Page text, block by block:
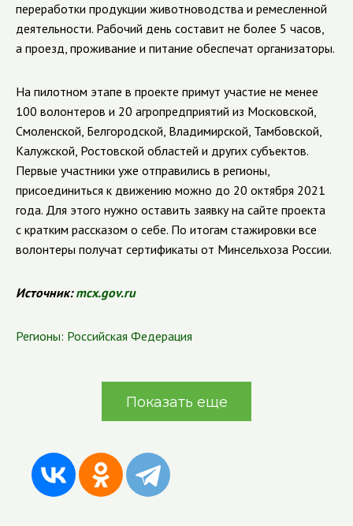
переработки продукции животноводства и ремесленной
деятельности. Рабочий день составит не более 5 часов,
а проезд, проживание и питание обеспечат организаторы.
На пилотном этапе в проекте примут участие не менее
100 волонтеров и 20 агропредприятий из Московской,
Смоленской, Белгородской, Владимирской, Тамбовской,
Калужской, Ростовской областей и других субъектов.
Первые участники уже отправились в регионы,
присоединиться к движению можно до 20 октября 2021
года. Для этого нужно оставить заявку на сайте проекта
с кратким рассказом о себе. По итогам стажировки все
волонтеры получат сертификаты от Минсельхоза России.
Источник:mcx.gov.ru
Регионы: Российская Федерация
Показать еще